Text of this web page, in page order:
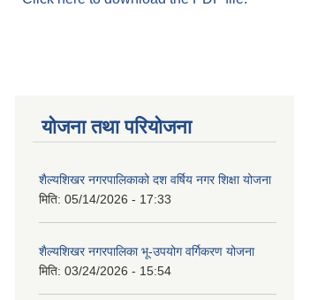
योजना तथा परियोजना
शैल्यशिखर नगरपालिकाको दश वर्षिय नगर शिक्षा योजना
मिति: 05/14/2026 - 17:33
शैल्यशिखर नगरपालिका भू-उपयोग वर्गिकरण योजना
मिति: 03/24/2026 - 15:54